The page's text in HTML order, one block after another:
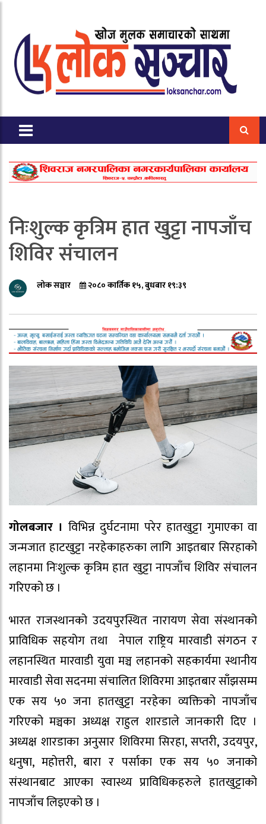
निःशुल्क कृत्रिम हात खुट्टा नापजाँच
शिविर संचालन
लोक सञ्चार २०८० कार्तिक १५, बुधबार १९:३९
गोलबजार । विभिन्न दुर्घटनामा परेर हातखुट्टा गुमाएका वा
जन्मजात हाटखुट्टा नरहेकाहरुका लागि आइतबार सिरहाको
लहानमा निःशुल्क कृत्रिम हात खुट्टा नापजाँच शिविर संचालन
गरिएको छ ।
भारत राजस्थानको उदयपुरस्थित नारायण सेवा संस्थानको
प्राविधिक सहयोग तथा नेपाल राष्ट्रिय मारवाडी संगठन र
लहानस्थित मारवाडी युवा मञ्च लहानको सहकार्यमा स्थानीय
मारवाडी सेवा सदनमा संचालित शिविरमा आइतबार साँझसम्म
एक सय ५० जना हातखुट्टा नरहेका व्यक्तिको नापजाँच
गरिएको मञ्चका अध्यक्ष राहुल शारडाले जानकारी दिए ।
अध्यक्ष शारडाका अनुसार शिविरमा सिरहा, सप्तरी, उदयपुर,
धनुषा, महोत्तरी, बारा र पर्साका एक सय ५० जनाको
संस्थानबाट आएका स्वास्थ्य प्राविधिकहरुले हातखुट्टाको
नापजाँच लिइएको छ ।